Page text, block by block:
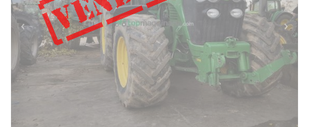
‹ ›